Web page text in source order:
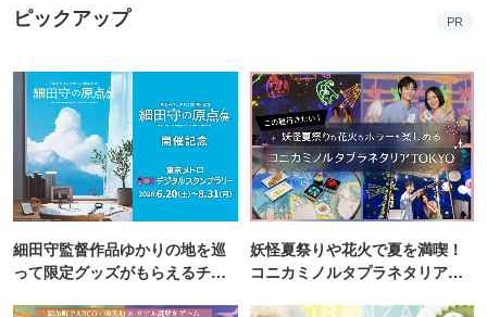
ピックアップ PR
細田守監督作品ゆかりの地を巡
って限定グッズがもらえるチャ
妖怪夏祭りや花火で夏を満喫！
コニカミノルタプラネタリア